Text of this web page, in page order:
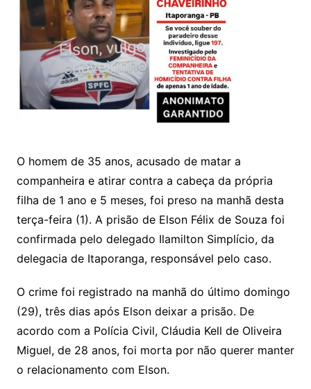
O homem de 35 anos, acusado de matar a
companheira e atirar contra a cabeça da própria
filha de 1 ano e 5 meses, foi preso na manhã desta
terça-feira (1). A prisão de Elson Félix de Souza foi
confirmada pelo delegado Ilamilton Simplício, da
delegacia de Itaporanga, responsável pelo caso.
O crime foi registrado na manhã do último domingo
(29), três dias após Elson deixar a prisão. De
acordo com a Polícia Civil, Cláudia Kell de Oliveira
Miguel, de 28 anos, foi morta por não querer manter
o relacionamento com Elson.